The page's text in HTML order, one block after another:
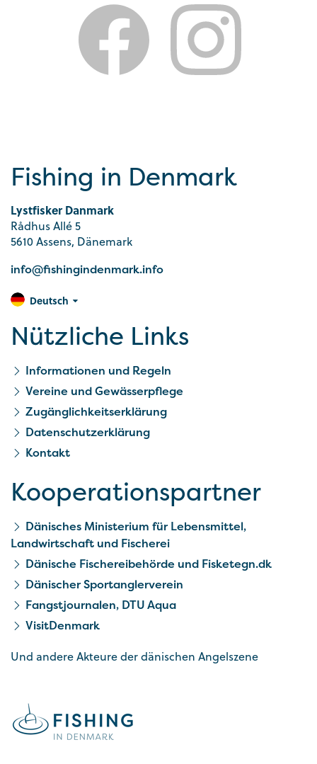
Fishing in Denmark
Lystfisker Danmark
Rådhus Allé 5
5610 Assens, Dänemark
info@fishingindenmark.info
Deutsch
Nützliche Links
Informationen und Regeln
Vereine und Gewässerpflege
Zugänglichkeitserklärung
Datenschutzerklärung
Kontakt
Kooperationspartner
Dänisches Ministerium für Lebensmittel,
Landwirtschaft und Fischerei
Dänische Fischereibehörde und Fisketegn.dk
Dänischer Sportanglerverein
Fangstjournalen, DTU Aqua
VisitDenmark
Und andere Akteure der dänischen Angelszene